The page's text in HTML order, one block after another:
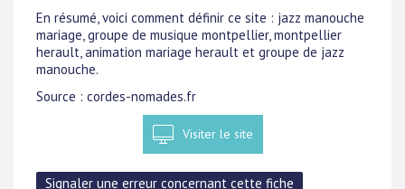
En résumé, voici comment définir ce site : jazz manouche
mariage, groupe de musique montpellier, montpellier
herault, animation mariage herault et groupe de jazz
manouche.
Source : cordes-nomades.fr
Visiter le site